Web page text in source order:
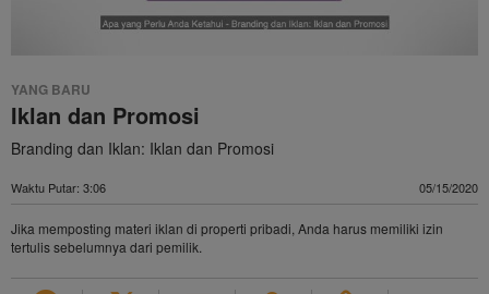
YANG BARU
Iklan dan Promosi
Branding dan Iklan: Iklan dan Promosi
Waktu Putar: 3:06 05/15/2020
Jika memposting materi iklan di properti pribadi, Anda harus memiliki izin
tertulis sebelumnya dari pemilik.